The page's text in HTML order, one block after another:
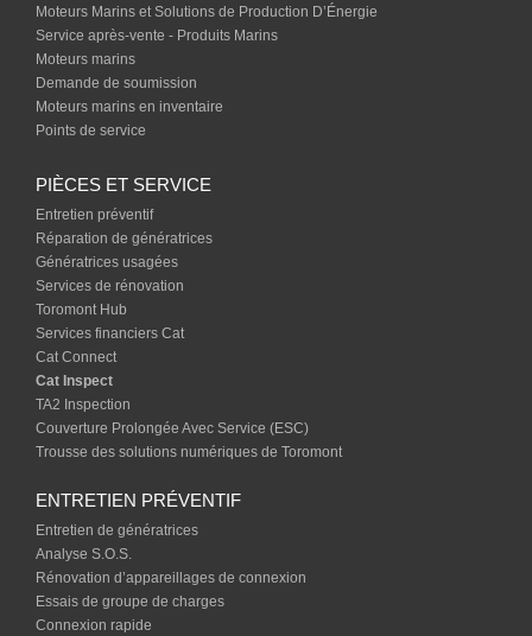
Moteurs Marins et Solutions de Production D’Énergie
Service après-vente - Produits Marins
Moteurs marins
Demande de soumission
Moteurs marins en inventaire
Points de service
PIÈCES ET SERVICE
Entretien préventif
Réparation de génératrices
Génératrices usagées
Services de rénovation
Toromont Hub
Services financiers Cat
Cat Connect
Cat Inspect
TA2 Inspection
Couverture Prolongée Avec Service (ESC)
Trousse des solutions numériques de Toromont
ENTRETIEN PRÉVENTIF
Entretien de génératrices
Analyse S.O.S.
Rénovation d’appareillages de connexion
Essais de groupe de charges
Connexion rapide